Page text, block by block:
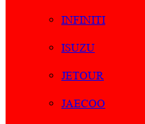
INFINITI
ISUZU
JETOUR
JAECOO